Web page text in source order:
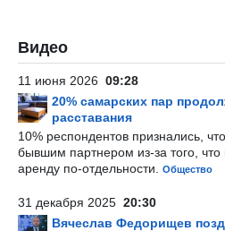
Видео
11 июня 2026 09:28
20% самарских пар
расставания
10% респондентов признались,
бывшим партнером из-за того, что
аренду по-отдельности.
Общество
31 декабря 2025 20:30
Вячеслав Федорищев